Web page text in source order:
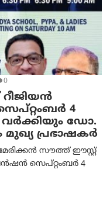
0
4
ഡോ.
പ്രഭാഷകർ
സൗത്ത് ഈസ്റ്റ്
സെപ്റ്റംബർ 4